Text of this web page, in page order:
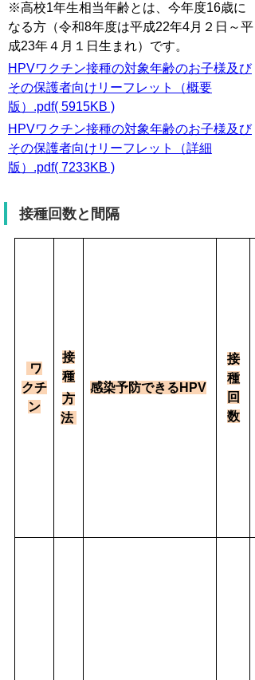
※高校1年生相当年齢とは、今年度16歳に
なる方（令和8年度は平成22年4月２日～平
成23年４月１日生まれ）です。
HPVワクチン接種の対象年齢のお子様及び
その保護者向けリーフレット（概要
版）.pdf( 5915KB )
HPVワクチン接種の対象年齢のお子様及び
その保護者向けリーフレット（詳細
版）.pdf( 7233KB )
接種回数と間隔
ワ
クチ
ン
接
種
方
法
感染予防できるHPV
接
種
回
数